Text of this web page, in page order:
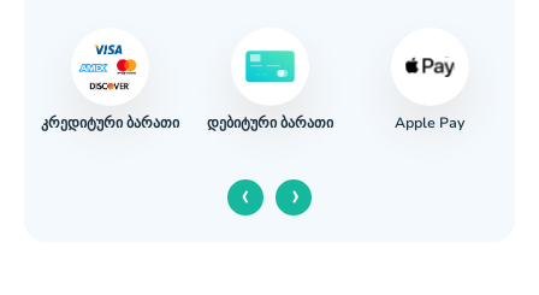
კრედიტური ბარათი დებიტური ბარათი Apple Pay
‹ ›